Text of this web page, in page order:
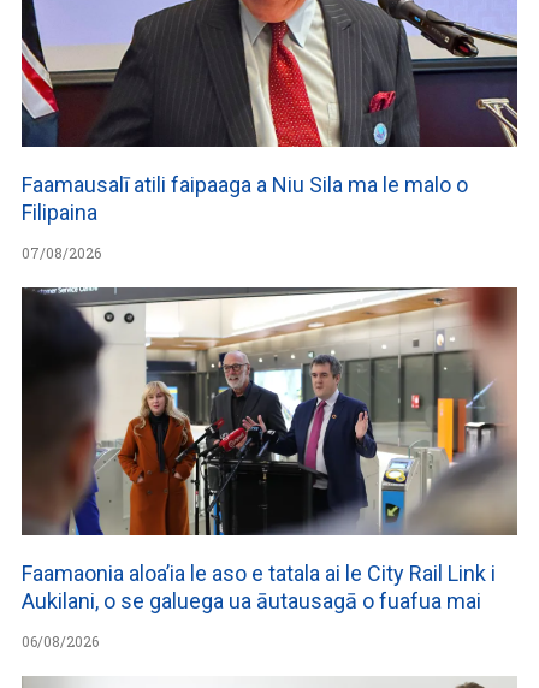
Faamausalī atili faipaaga a Niu Sila ma le malo o
Filipaina
07/08/2026
Faamaonia aloa’ia le aso e tatala ai le City Rail Link i
Aukilani, o se galuega ua āutausagā o fuafua mai
06/08/2026